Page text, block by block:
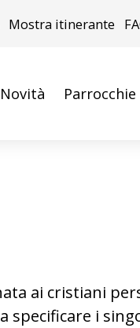
Mostra itinerante
Parrocchie
ai cristiani
i